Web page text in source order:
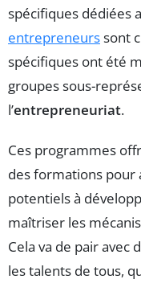
spécifiques dédiées
entrepreneurssont
spécifiques ont été
groupes sous-
l’entrepreneuriat.
Ces programmes
des formations
potentiels à
maîtriser les
Cela va de pair avec
les talents de tous,